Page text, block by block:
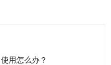
用怎么办？